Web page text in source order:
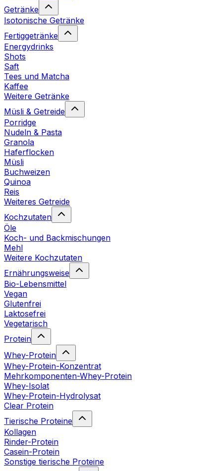
Getränke
Isotonische Getränke
Fertiggetränke
Energydrinks
Shots
Saft
Tees und Matcha
Kaffee
Weitere Getränke
Müsli & Getreide
Porridge
Nudeln & Pasta
Granola
Haferflocken
Müsli
Buchweizen
Quinoa
Reis
Weiteres Getreide
Kochzutaten
Öle
Koch- und Backmischungen
Mehl
Weitere Kochzutaten
Ernährungsweise
Bio-Lebensmittel
Vegan
Glutenfrei
Laktosefrei
Vegetarisch
Protein
Whey-Protein
Whey-Protein-Konzentrat
Mehrkomponenten-Whey-Protein
Whey-Isolat
Whey-Protein-Hydrolysat
Clear Protein
Tierische Proteine
Kollagen
Rinder-Protein
Casein-Protein
Sonstige tierische Proteine